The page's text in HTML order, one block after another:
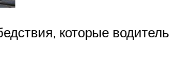
которые водитель